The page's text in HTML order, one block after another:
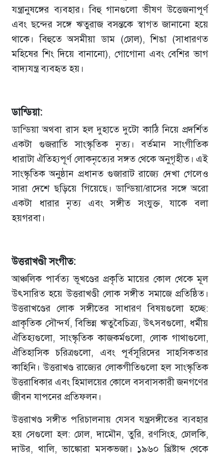
যন্ত্রানুষঙ্গের ব্যবহার। বিহু গানগুলো ভীষণ উত্তেজনাপূর্ণ
এবং ছন্দের সঙ্গে ঋতুরাজ বসন্তকে স্বাগত জানানো হয়ে
থাকে। বিহুতে অসমীয়া ডাম (ঢোল), শিঙা (সাধারণত
মহিষের শিং দিয়ে বানানো), গোগোনা এবং বেশির ভাগ
বাদ্যযন্ত্র ব্যবহৃত হয়।
ডান্ডিয়া:
ডান্ডিয়া অথবা রাস হল দুহাতে দুটো কাঠি নিয়ে প্রদর্শিত
একটা গুজরাতি সাংস্কৃতিক নৃত্য। বর্তমান সাংগীতিক
ধারাটা ঐতিহ্যপূর্ণ লোকনৃত্যের সঙ্গত থেকে অনুগৃহীত। এই
সাংস্কৃতিক অনুষ্ঠান প্রধানত গুজারাট রাজ্যে দেখা গেলেও
সারা দেশে ছড়িয়ে গিয়েছে। ডান্ডিয়া/রাসের সঙ্গে অরো
একটা ধারার নৃত্য এবং সঙ্গীত সংযুক্ত, যাকে বলা
হয়গরবা।
উত্তরাখণ্ডী সংগীত:
আঞ্চলিক পার্বত্য ভূখণ্ডের প্রকৃতি মায়ের কোল থেকে মূল
উৎসারিত হয়ে উত্তরাখণ্ডী লোক সঙ্গীত সমাজে প্রতিষ্ঠিত।
উত্তরাখণ্ডের লোক সঙ্গীতের সাধারণ বিষয়গুলো হচ্ছে:
প্রাকৃতিক সৌন্দর্য, বিভিন্ন ঋতুবৈচিত্র্য, উৎসবগুলো, ধর্মীয়
ঐতিহ্যগুলো, সাংস্কৃতিক কাজকর্মগুলো, লোক গাথাগুলো,
ঐতিহাসিক চরিত্রগুলো, এবং পূর্বসূরিদের সাহসিকতার
কাহিনি। উত্তরাখণ্ড রাজ্যের লোকগীতিগুলো হল সাংস্কৃতিক
উত্তরাধিকার এবং হিমালয়ের কোলে বসবাসকারী জনগণের
জীবন যাপনের প্রতিফলন।
উত্তরাখণ্ড সঙ্গীত পরিচালনায় যেসব যন্ত্রসঙ্গীতের ব্যবহার
হয় সেগুলো হল: ঢোল, দামৌন, তুরি, রণসিংহ, ঢোলকি,
দাউর, থালি, ভাঙ্কোরা মসকভজা। ১৯৬০ খ্রিষ্টাব্দ থেকে